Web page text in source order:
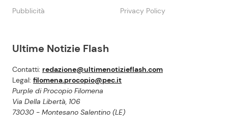
Ultime Notizie Flash
Contatti: redazione@ultimenotizieflash.com
Legal: filomena.procopio@pec.it
Purple di Procopio Filomena
Via Della Libertà, 106
73030 - Montesano Salentino (LE)
Pubblicità Privacy Policy